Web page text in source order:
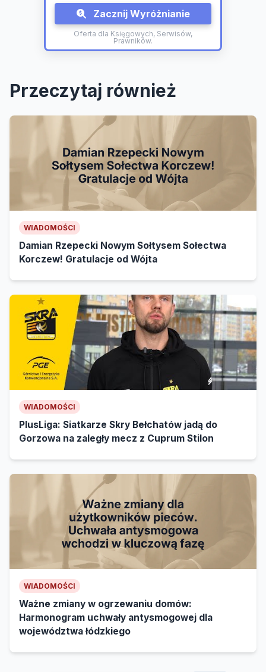
Zacznij Wyróżnianie
Oferta dla Księgowych, Serwisów,
Prawników.
Przeczytaj również
WIADOMOŚCI
Damian Rzepecki Nowym Sołtysem Sołectwa
Korczew! Gratulacje od Wójta
WIADOMOŚCI
PlusLiga: Siatkarze Skry Bełchatów jadą do
Gorzowa na zaległy mecz z Cuprum Stilon
WIADOMOŚCI
Ważne zmiany w ogrzewaniu domów:
Harmonogram uchwały antysmogowej dla
województwa łódzkiego